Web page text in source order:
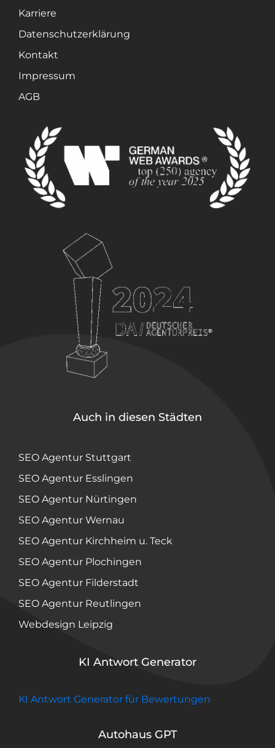
Karriere
Datenschutzerklärung
Kontakt
Impressum
AGB
Auch in diesen Städten
SEO Agentur Stuttgart
SEO Agentur Esslingen
SEO Agentur Nürtingen
SEO Agentur Wernau
SEO Agentur Kirchheim u. Teck
SEO Agentur Plochingen
SEO Agentur Filderstadt
SEO Agentur Reutlingen
Webdesign Leipzig
KI Antwort Generator
KI Antwort Generator für Bewertungen
Autohaus GPT